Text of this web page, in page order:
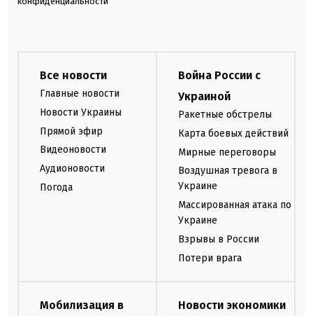
Все новости
Главные новости
Новости Украины
Прямой эфир
Видеоновости
Аудионовости
Погода
Война России с
Украиной
Ракетные обстрелы
Карта боевых действий
Мирные переговоры
Воздушная тревога в
Украине
Массированная атака по
Украине
Взрывы в России
Потери врага
Мобилизация в
Новости экономики